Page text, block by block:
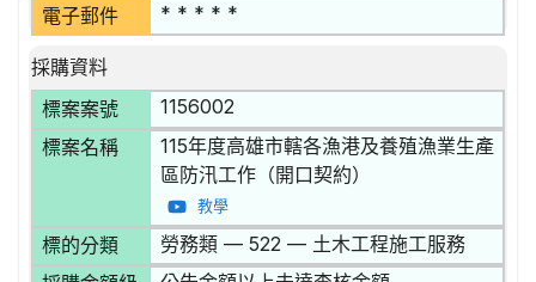
電子郵件 * * * * *
採購資料
標案案號
1156002
標案名稱
115年度高雄市轄各漁港及養殖漁業生產
區防汛工作（開口契約）
教學
標的分類 勞務類 — 522 — 土木工程施工服務